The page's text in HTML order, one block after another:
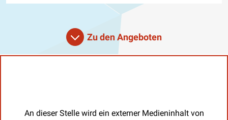
Zu den Angeboten
An dieser Stelle wird ein externer Medieninhalt von